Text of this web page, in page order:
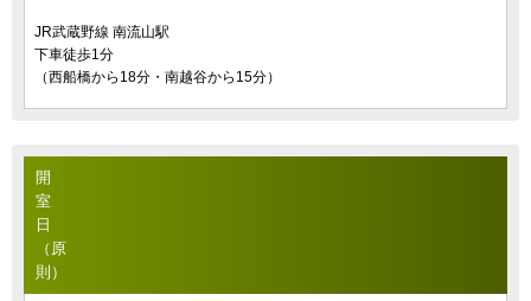
JR武蔵野線 南流山駅
下車徒歩1分
（西船橋から18分・南越谷から15分）
開
室
日
（原
則）